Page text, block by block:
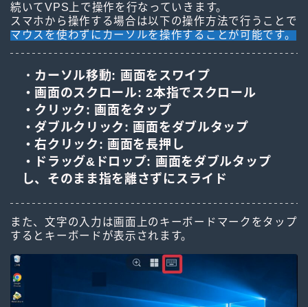
続いてVPS上で操作を行なっていきます。
スマホから操作する場合は以下の操作方法で行うことで
マウスを使わずにカーソルを操作することが可能です。
・ カーソル移動: 画面をスワイプ
・画面のスクロール: 2本指でスクロール
・クリック: 画面をタップ
・ダブルクリック: 画面をダブルタップ
・右クリック: 画面を長押し
・ドラッグ&ドロップ: 画面をダブルタップ
し、そのまま指を離さずにスライド
また、文字の入力は画面上のキーボードマークをタップ
するとキーボードが表示されます。